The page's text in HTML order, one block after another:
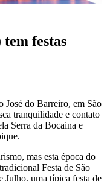
festas
José do Barreiro, em São
tranquilidade e contato
Serra da Bocaina e
mas esta época do
Festa de São
Julho, uma típica festa de